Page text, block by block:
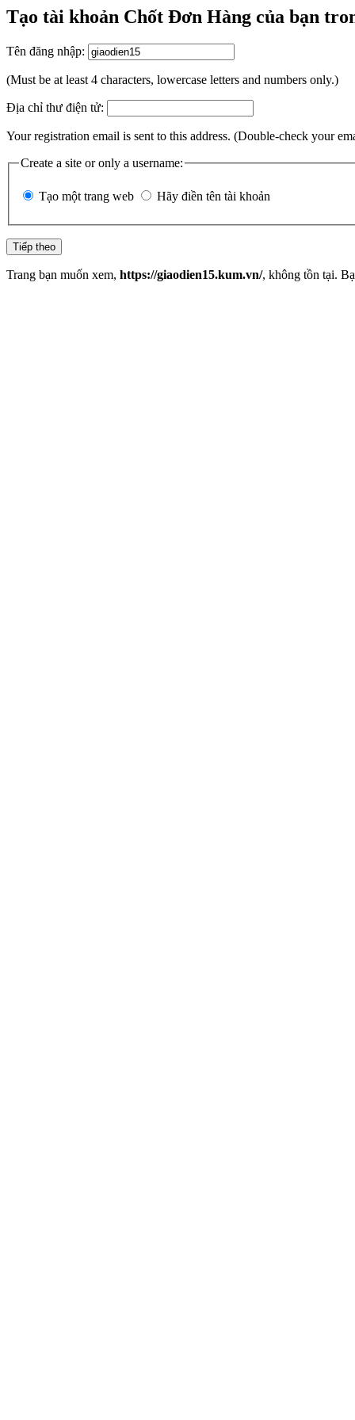
Tạo tài khoản Chốt Đơn Hàng của bạn
Tên đăng nhập:
(Must be at least 4 characters, lowercase letters and numbers only.)
Địa chỉ thư điện tử:
Your registration email is sent to this address. (Double-check your
Create a site or only a username:
Tạo một trang web Hãy điền tên tài khoản
Trang bạn muốn xem, https://giaodien15.kum.vn/, không tồn tại.